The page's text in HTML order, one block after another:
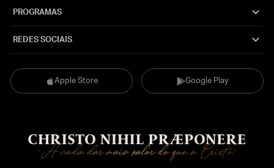
Apple Store Google Play
PROGRAMAS
REDES SOCIAIS